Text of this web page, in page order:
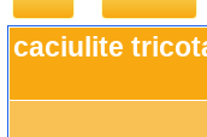
caciulite